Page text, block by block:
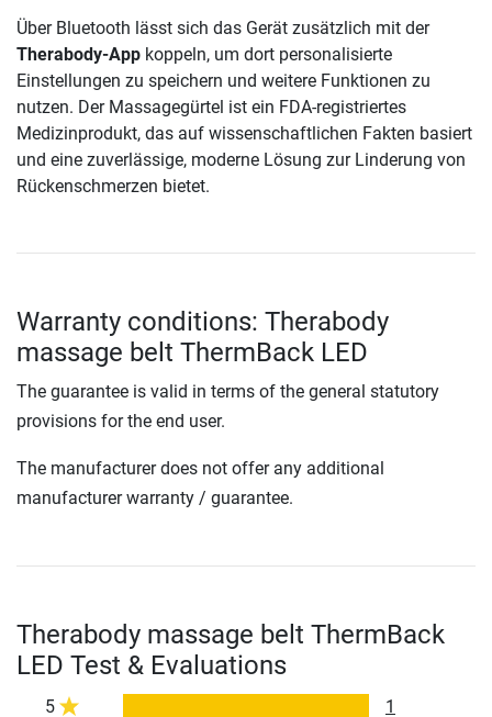
Über Bluetooth lässt sich das Gerät zusätzlich mit der
Therabody-App koppeln, um dort personalisierte
Einstellungen zu speichern und weitere Funktionen zu
nutzen. Der Massagegürtel ist ein FDA-registriertes
Medizinprodukt, das auf wissenschaftlichen Fakten basiert
und eine zuverlässige, moderne Lösung zur Linderung von
Rückenschmerzen bietet.
Warranty conditions: Therabody
massage belt ThermBack LED
The guarantee is valid in terms of the general statutory
provisions for the end user.
The manufacturer does not offer any additional
manufacturer warranty / guarantee.
Therabody massage belt ThermBack
LED Test & Evaluations
5 1